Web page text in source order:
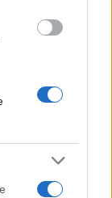
García
por
de